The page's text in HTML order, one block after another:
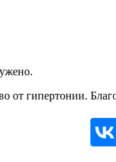
гипертонии.